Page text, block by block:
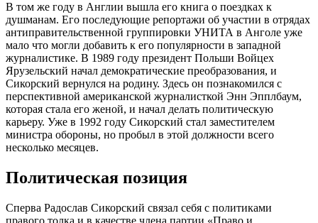
В том же году в Англии вышла его книга о поездках к
душманам. Его последующие репортажи об участии в отрядах
антиправительственной группировки УНИТА в Анголе уже
мало что могли добавить к его популярности в западной
журналистике. В 1989 году президент Польши Войцех
Ярузельский начал демократические преобразования, и
Сикорский вернулся на родину. Здесь он познакомился с
перспективной американской журналисткой Энн Эпплбаум,
которая стала его женой, и начал делать политическую
карьеру. Уже в 1992 году Сикорский стал заместителем
министра обороны, но пробыл в этой должности всего
несколько месяцев.
Политическая позиция
Сперва Радослав Сикорский связал себя с политиками